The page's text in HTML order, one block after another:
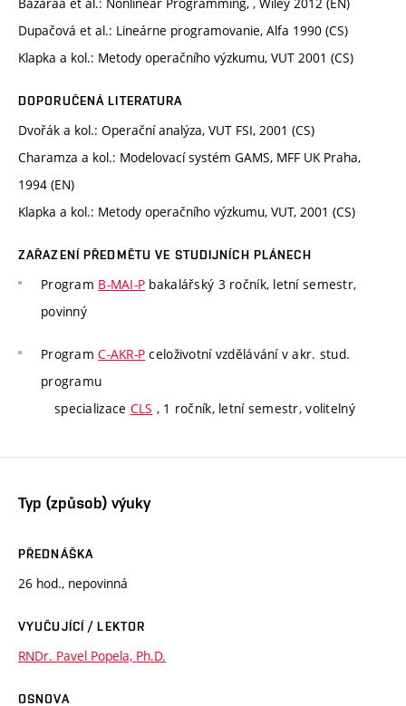
Dupačová et al.: Lineárne programovanie, Alfa 1990 (CS)
Klapka a kol.: Metody operačního výzkumu, VUT 2001 (CS)
DOPORUČENÁ LITERATURA
Dvořák a kol.: Operační analýza, VUT FSI, 2001 (CS)
Charamza a kol.: Modelovací systém GAMS, MFF UK Praha,
1994 (EN)
Klapka a kol.: Metody operačního výzkumu, VUT, 2001 (CS)
ZAŘAZENÍ PŘEDMĚTU VE STUDIJNÍCH PLÁNECH
Program B-MAI-P bakalářský 3 ročník, letní semestr,
povinný
ProgramC-AKR-P celoživotní vzdělávání v akr. stud.
programu
specializace CLS , 1 ročník, letní semestr, volitelný
Typ (způsob) výuky
PŘEDNÁŠKA
26 hod., nepovinná
VYUČUJÍCÍ / LEKTOR
RNDr. Pavel Popela, Ph.D.
OSNOVA